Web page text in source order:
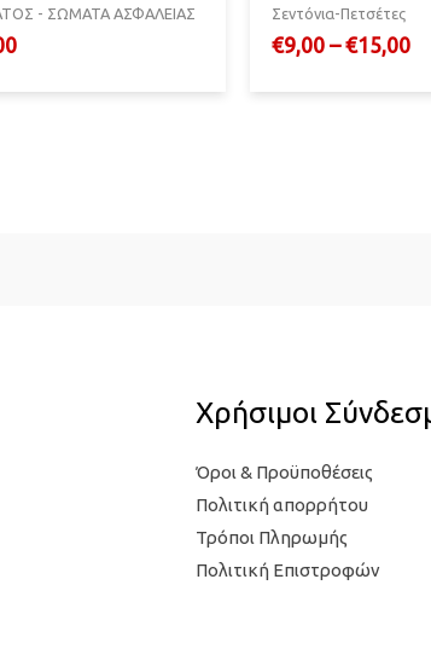
- ΣΩΜΑΤΑ ΑΣΦΑΛΕΙΑΣ Σεντόνια-Πετσέτες
€9,00 –€15,00
Χρήσιμοι
Όροι & Προϋποθέσεις
Πολιτική απορρήτου
Τρόποι Πληρωμής
Πολιτική Επιστροφών